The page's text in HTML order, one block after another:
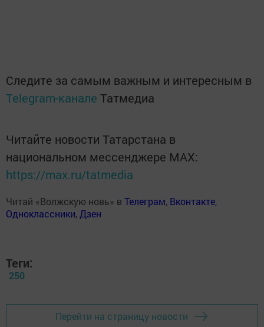
Следите за самым важным и интересным в
Telegram-канале Татмедиа
Читайте новости Татарстана в
национальном мессенджере MАХ:
https://max.ru/tatmedia
Читай «Волжскую новь» в Телеграм, Вконтакте,
Одноклассники, Дзен
Теги:
250
Перейти на страницу новости